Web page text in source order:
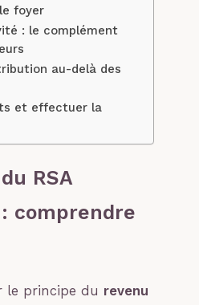
foyer
: le complément
au-delà des
et effectuer la
RSA
comprendre
le principe du revenu